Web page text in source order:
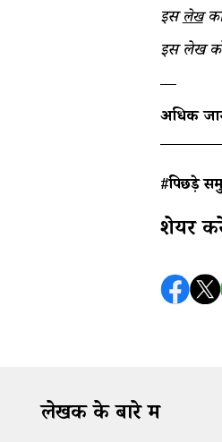
इसलेख
इस लेख
—
अधिक
#पिछड़े
शेयर
लेखक के बारे में